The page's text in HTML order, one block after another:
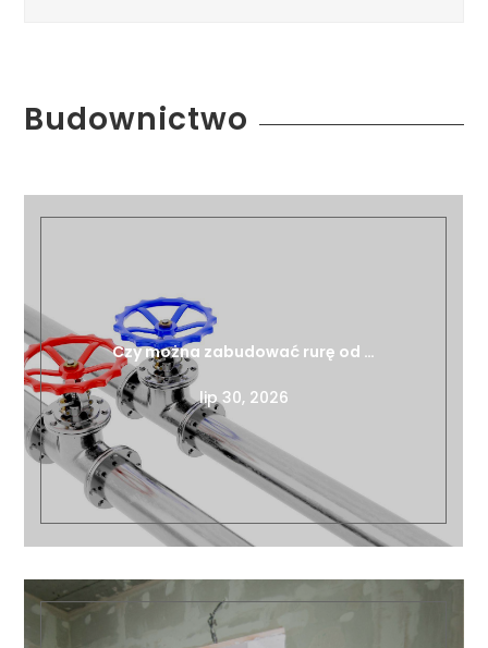
Budownictwo
Czy można zabudować rurę od …
lip 30, 2026